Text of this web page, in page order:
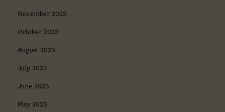
November 2023
October 2023
August 2023
July 2023
June 2023
May 2023